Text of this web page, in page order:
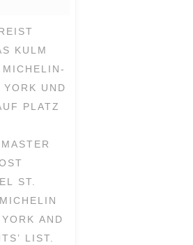
KULM
UND
PLATZ
ST.
AND
LIST.